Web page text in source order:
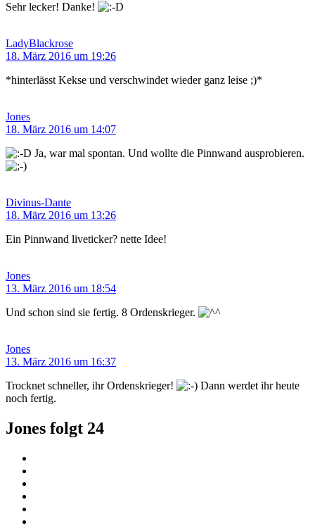
Sehr lecker! Danke!
LadyBlackrose
18. März 2016 um 19:26
*hinterlässt Kekse und verschwindet wieder ganz leise ;)*
Jones
18. März 2016 um 14:07
Ja, war mal spontan. Und wollte die Pinnwand ausprobieren.
Divinus-Dante
18. März 2016 um 13:26
Ein Pinnwand liveticker? nette Idee!
Jones
13. März 2016 um 18:54
Und schon sind sie fertig. 8 Ordenskrieger.
Jones
13. März 2016 um 16:37
Trocknet schneller, ihr Ordenskrieger!
Dann werdet ihr heute
noch fertig.
Jones folgt 24